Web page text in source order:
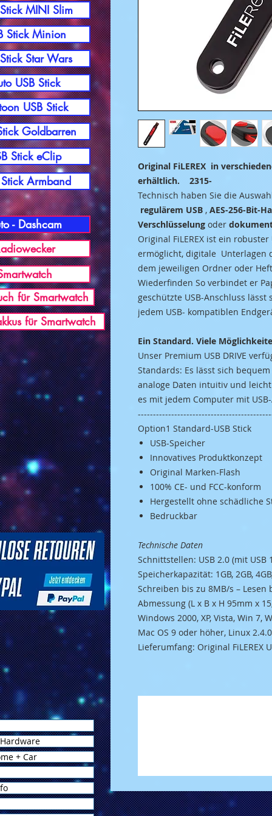
Original FiLEREX in
erhältlich. 2315-
Technisch haben Sie die
regulärem USB , AES-256-Bit-
Verschlüsselung oder
Original FiLEREX ist ein
ermöglicht, digitale Unterlagen
dem jeweiligen Ordner oder
Wiederfinden So verbindet er
geschützte USB-Anschluss
jedem USB- kompatiblen
Ein Standard. Viele
Unser Premium USB DRIVE
Standards: Es lässt sich
analoge Daten intuitiv und
es mit jedem Computer mit
Option1 Standard-USB Stick
USB-Speicher
Innovatives Produktkonzept
Original Marken-Flash
100% CE- und FCC-konform
Hergestellt ohne schädliche
Bedruckbar
Technische Daten
Schnittstellen: USB 2.0 (mit USB
Speicherkapazität: 1GB, 2GB,
Schreiben bis zu 8MB/s – Lesen
Abmessung (L x B x H 95mm x
Windows 2000, XP, Vista, Win 7,
Mac OS 9 oder höher, Linux
Lieferumfang: Original FiLEREX
MINI Slim
Stick Minion
Star Wars
USB Stick
USB Stick
Goldbarren
Stick eClip
Armband
- Dashcam
für Smartwatch
für Smartwatch
+ Car